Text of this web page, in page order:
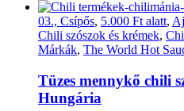
03., Csípős, 5.000 Ft alatt,
Chili szószok és krémek,
Márkák, The World Hot
Tüzes mennykő chili
Hungária